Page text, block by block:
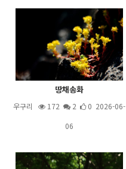
땅채송화
우구리 172 2
0 2026-06-
06